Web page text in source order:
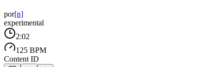
por[n]
experimental
2:02
125 BPM
Content ID